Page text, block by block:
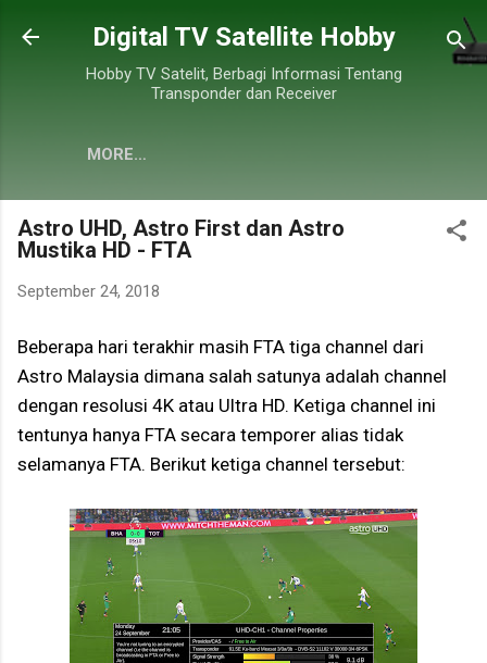
Skip to main content
Digital TV Satellite Hobby
Hobby TV Satelit, Berbagi Informasi Tentang
Transponder dan Receiver
MORE…
Astro UHD, Astro First dan Astro
Mustika HD - FTA
September 24, 2018
Beberapa hari terakhir masih FTA tiga channel dari
Astro Malaysia dimana salah satunya adalah channel
dengan resolusi 4K atau Ultra HD. Ketiga channel ini
tentunya hanya FTA secara temporer alias tidak
selamanya FTA. Berikut ketiga channel tersebut: